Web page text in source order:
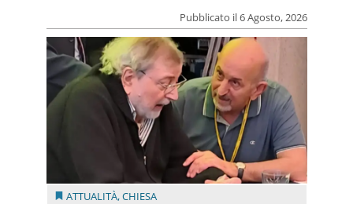
Pubblicato il 6 Agosto, 2026
ATTUALITÀ,CHIESA